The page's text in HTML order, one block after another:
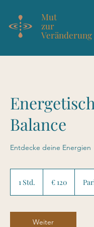
Mut
zur
Veränderung
Balance
Entdecke deine Energien
1 Std.
d
€ 120
Weiter